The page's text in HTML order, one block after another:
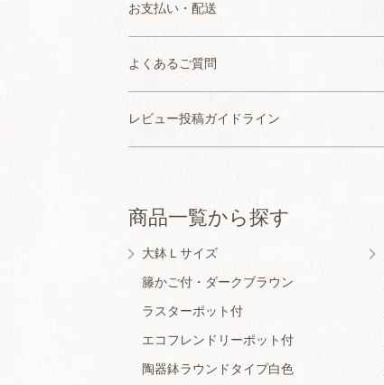
お支払い・配送
よくあるご質問
レビュー投稿ガイドライン
商品一覧から探す
大鉢Ｌサイズ
籐かご付・ダークブラウン
ラスターポット付
エコフレンドリーポット付
陶器鉢ラウンドタイプ白色